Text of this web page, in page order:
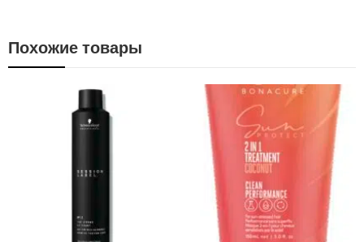
Похожие товары